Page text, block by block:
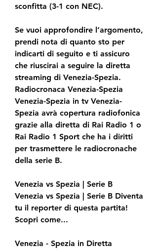
sconfitta (3-1 con NEC).
Se vuoi approfondire l’argomento,
prendi nota di quanto sto per
indicarti di seguito e ti assicuro
che riuscirai a seguire la diretta
streaming di Venezia-Spezia.
Radiocronaca Venezia-Spezia
Venezia-Spezia in tv Venezia-
Spezia avrà copertura radiofonica
grazie alla diretta di Rai Radio 1 o
Rai Radio 1 Sport che ha i diritti
per trasmettere le radiocronache
della serie B.
Venezia vs Spezia | Serie B
Venezia vs Spezia | Serie B Diventa
tu il reporter di questa partita!
Scopri come...
Venezia - Spezia in Diretta